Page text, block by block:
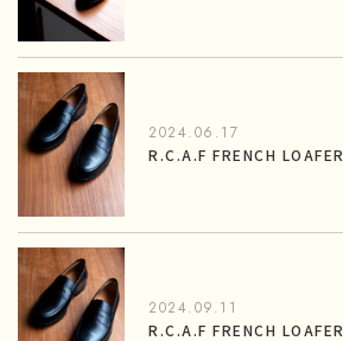
2024.06.17
R.C.A.F FRENCH LOAFER
2024.09.11
R.C.A.F FRENCH LOAFER